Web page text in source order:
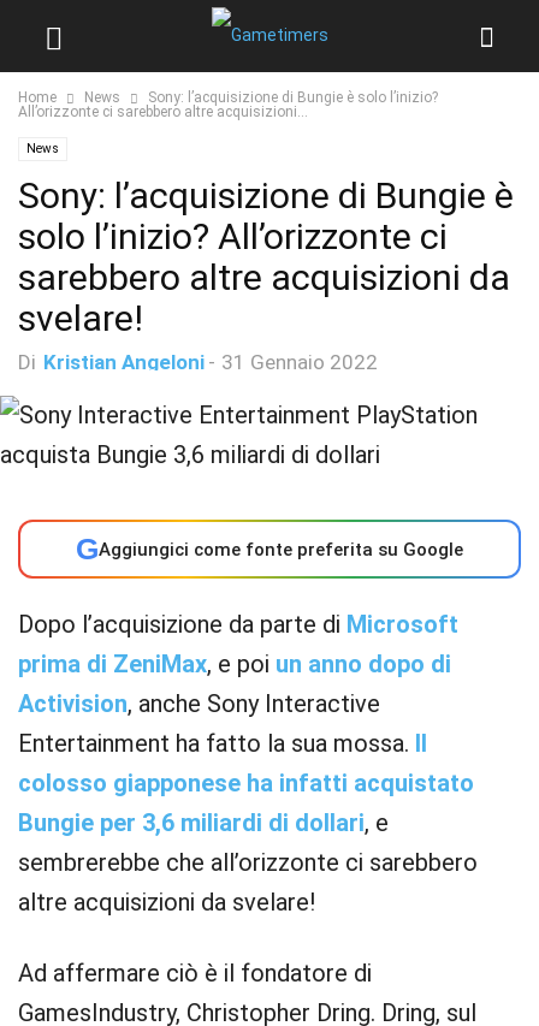
Home News
Sony: l’acquisizione di Bungie è solo l’inizio?
All’orizzonte ci sarebbero altre acquisizioni...
News
Sony: l’acquisizione di Bungie è
solo l’inizio? All’orizzonte ci
sarebbero altre acquisizioni da
svelare!
Di Kristian Angeloni - 31 Gennaio 2022
GAggiungici come fonte preferita su Google
Dopo l’acquisizione da parte di Microsoft
prima di ZeniMax, e poi un anno dopo di
Activision, anche Sony Interactive
Entertainment ha fatto la sua mossa. Il
colosso giapponese ha infatti acquistato
Bungie per 3,6 miliardi di dollari, e
sembrerebbe che all’orizzonte ci sarebbero
altre acquisizioni da svelare!
Ad affermare ciò è il fondatore di
GamesIndustry, Christopher Dring. Dring, sul